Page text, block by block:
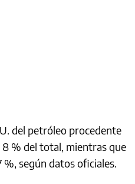
del petróleo procedente
8 % del total, mientras que
%, según datos oficiales.